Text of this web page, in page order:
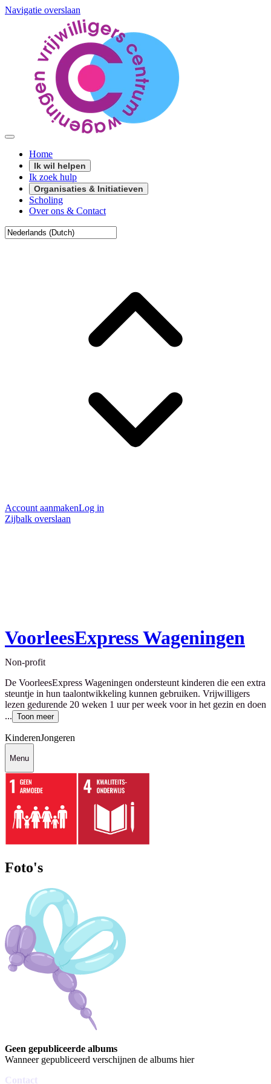
Navigatie overslaan
Home
Ik wil helpen
Ik zoek hulp
Organisaties & Initiatieven
Scholing
Over ons & Contact
Account aanmakenLog in
Zijbalk overslaan
VoorleesExpress Wageningen
Non-profit
De VoorleesExpress Wageningen ondersteunt kinderen die een extra
steuntje in hun taalontwikkeling kunnen gebruiken. Vrijwilligers
lezen gedurende 20 weken 1 uur per week voor in het gezin en doen
... Toon meer
KinderenJongeren
Menu
Foto's
Geen gepubliceerde albums
Wanneer gepubliceerd verschijnen de albums hier
Contact